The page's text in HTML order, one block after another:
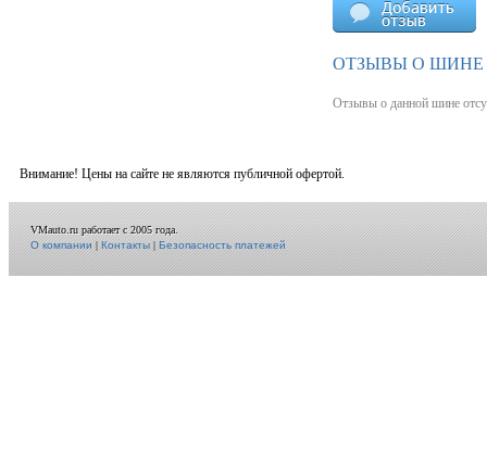
ОТЗЫВЫ О ШИНЕ
Отзывы о данной шине
Внимание! Цены на сайте не являются публичной офертой.
VMauto.ru работает с 2005 года.
О компании|Контакты|Безопасность платежей